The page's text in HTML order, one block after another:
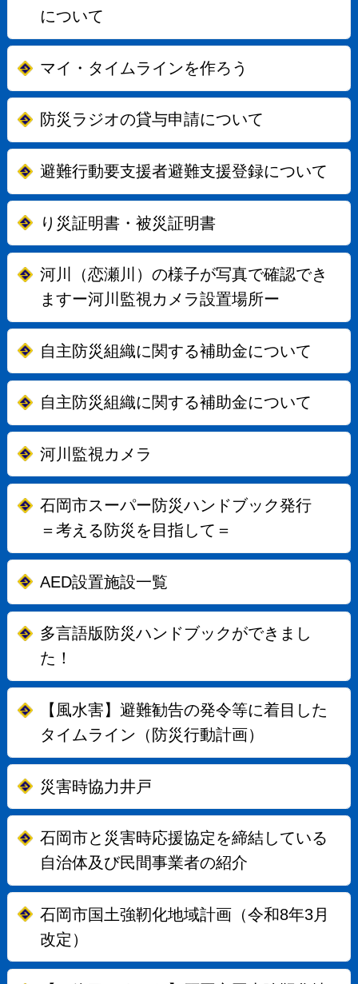
について
マイ・タイムラインを作ろう
防災ラジオの貸与申請について
避難行動要支援者避難支援登録について
り災証明書・被災証明書
河川（恋瀬川）の様子が写真で確認でき
ますー河川監視カメラ設置場所ー
自主防災組織に関する補助金について
自主防災組織に関する補助金について
河川監視カメラ
石岡市スーパー防災ハンドブック発行
＝考える防災を目指して＝
AED設置施設一覧
多言語版防災ハンドブックができまし
た！
【風水害】避難勧告の発令等に着目した
タイムライン（防災行動計画）
災害時協力井戸
石岡市と災害時応援協定を締結している
自治体及び民間事業者の紹介
石岡市国土強靭化地域計画（令和8年3月
改定）